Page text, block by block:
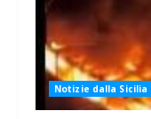
Notizie dalla Sicilia